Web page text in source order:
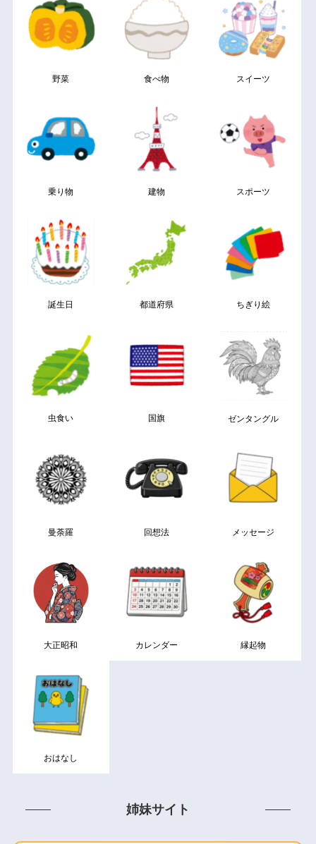
野菜 食べ物 スイーツ
乗り物 建物 スポーツ
誕生日 都道府県 ちぎり絵
虫食い 国旗 ゼンタングル
曼荼羅 回想法 メッセージ
大正昭和 カレンダー 縁起物
おはなし
姉妹サイト